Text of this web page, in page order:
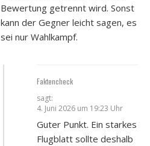
Bewer­tung getrennt wird. Sonst
kann der Geg­ner leicht sagen, es
sei nur Wahl­kampf.
Faktencheck
sagt:
4. Juni 2026 um 19:23 Uhr
Guter Punkt. Ein star­kes
Flug­blatt soll­te des­halb